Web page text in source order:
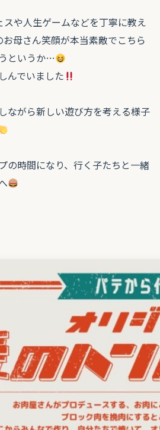
や人生ゲームなどを丁寧に教え
母さん笑顔が本当素敵でこちら
というか…
んでいました
ながら新しい遊び方を考える様子
の時間になり、行く子たちと一緒